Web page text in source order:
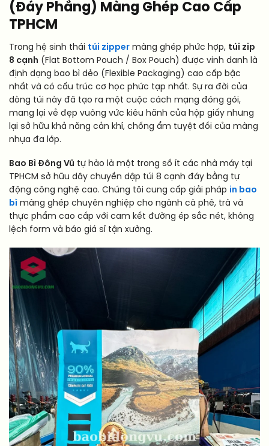
(Đáy Phẳng) Màng Ghép Cao Cấp
TPHCM
Trong hệ sinh thái túi zipper màng ghép phức hợp, túi zip
8 cạnh (Flat Bottom Pouch / Box Pouch) được vinh danh là
định dạng bao bì dẻo (Flexible Packaging) cao cấp bậc
nhất và có cấu trúc cơ học phức tạp nhất. Sự ra đời của
dòng túi này đã tạo ra một cuộc cách mạng đóng gói,
mang lại vẻ đẹp vuông vức kiêu hãnh của hộp giấy nhưng
lại sở hữu khả năng cản khí, chống ẩm tuyệt đối của màng
nhựa đa lớp.
Bao Bì Đông Vũ tự hào là một trong số ít các nhà máy tại
TPHCM sở hữu dây chuyền dập túi 8 cạnh đáy bằng tự
động công nghệ cao. Chúng tôi cung cấp giải pháp in bao
bì màng ghép chuyên nghiệp cho ngành cà phê, trà và
thực phẩm cao cấp với cam kết đường ép sắc nét, không
lệch form và báo giá sỉ tận xưởng.